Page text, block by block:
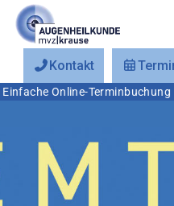
Kontakt
Online-Terminbuchung